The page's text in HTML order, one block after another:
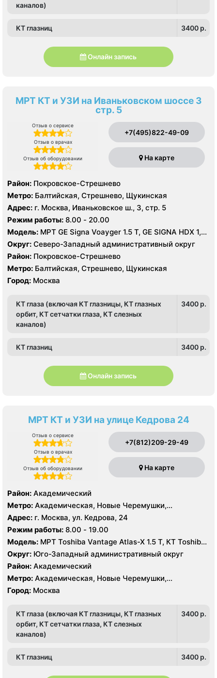
каналов)
КТ глазниц 3400 p.
Онлайн запись
МРТ КТ и УЗИ на Иваньковском шоссе 3
стр. 5
Отзыв о сервисе
Отзыв о врачах
Отзыв об оборудовании
+7(495)822-49-09
На карте
Район: Покровское-Стрешнево
Метро: Балтийская, Стрешнево, Щукинская
Адрес: г. Москва, Иваньковское ш., 3, стр. 5
Режим работы: 8.00 - 20.00
Модель: МРТ GE Signa Voayger 1.5 Т, GE SIGNA HDX 1,5
T, КТ GE LightSpeed 64 среза, Brilliance CT 40 срезов,
УЗИ GE Logiq E9
Округ: Северо-Западный административный округ
Район: Покровское-Стрешнево
Метро: Балтийская, Стрешнево, Щукинская
Город: Москва
КТ глаза (включая КТ глазницы, КТ глазных
орбит, КТ сетчатки глаза, КТ слезных
каналов)
3400 p.
КТ глазниц 3400 p.
Онлайн запись
МРТ КТ и УЗИ на улице Кедрова 24
Отзыв о сервисе
Отзыв о врачах
Отзыв об оборудовании
+7(812)209-29-49
На карте
Район: Академический
Метро: Академическая, Новые Черемушки,
Профсоюзная
Адрес: г. Москва, ул. Кедрова, 24
Режим работы: 8.00 - 19.00
Модель: МРТ Toshiba Vantage Atlas-X 1.5 Т, КТ Toshiba
Aquilion 32 среза, УЗИ
Округ: Юго-Западный административный округ
Район: Академический
Метро: Академическая, Новые Черемушки,
Профсоюзная
Город: Москва
КТ глаза (включая КТ глазницы, КТ глазных
орбит, КТ сетчатки глаза, КТ слезных
каналов)
3400 p.
КТ глазниц 3400 p.